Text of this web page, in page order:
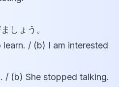
しょう。
/ (b) I am interested
/ (b) She stopped talking.